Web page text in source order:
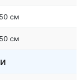
50 см
50 см